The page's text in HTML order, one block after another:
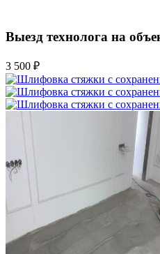
Выезд технолога на
3 500 ₽